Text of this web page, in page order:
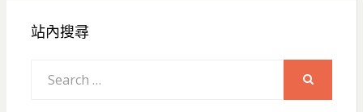
站內搜尋
for: